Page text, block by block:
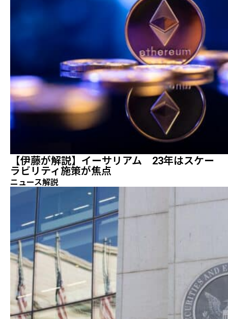
【伊藤が解説】イーサリアム 23年はスケー
ラビリティ施策が焦点
ニュース解説